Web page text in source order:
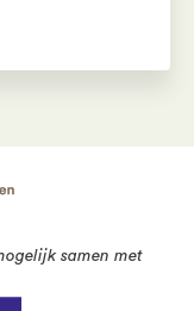
samen met